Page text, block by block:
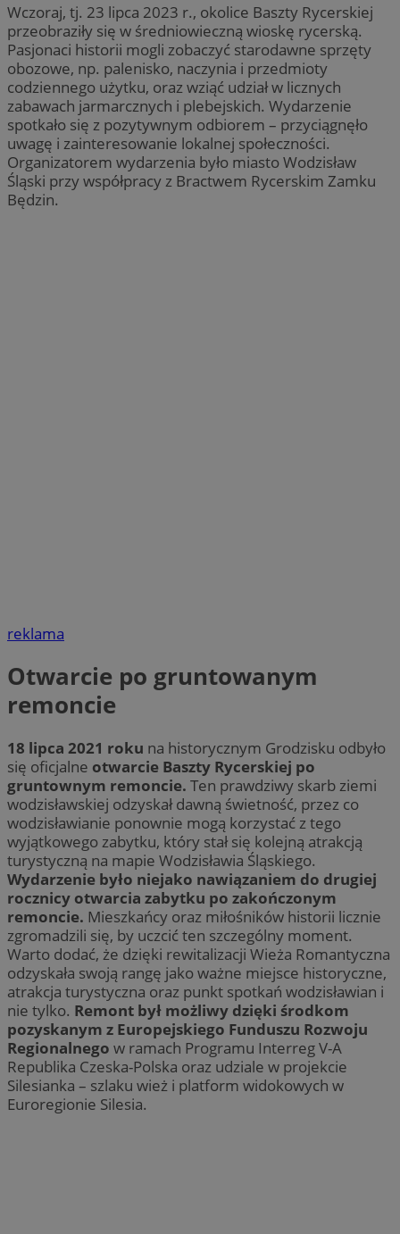
Wczoraj, tj. 23 lipca 2023 r., okolice Baszty Rycerskiej
przeobraziły się w średniowieczną wioskę rycerską.
Pasjonaci historii mogli zobaczyć starodawne sprzęty
obozowe, np. palenisko, naczynia i przedmioty
codziennego użytku, oraz wziąć udział w licznych
zabawach jarmarcznych i plebejskich. Wydarzenie
spotkało się z pozytywnym odbiorem – przyciągnęło
uwagę i zainteresowanie lokalnej społeczności.
Organizatorem wydarzenia było miasto Wodzisław
Śląski przy współpracy z Bractwem Rycerskim Zamku
Będzin.
reklama
Otwarcie po gruntowanym
remoncie
18 lipca 2021 roku na historycznym Grodzisku odbyło
się oficjalne otwarcie Baszty Rycerskiej po
gruntownym remoncie. Ten prawdziwy skarb ziemi
wodzisławskiej odzyskał dawną świetność, przez co
wodzisławianie ponownie mogą korzystać z tego
wyjątkowego zabytku, który stał się kolejną atrakcją
turystyczną na mapie Wodzisławia Śląskiego.
Wydarzenie było niejako nawiązaniem do drugiej
rocznicy otwarcia zabytku po zakończonym
remoncie. Mieszkańcy oraz miłośników historii licznie
zgromadzili się, by uczcić ten szczególny moment.
Warto dodać, że dzięki rewitalizacji Wieża Romantyczna
odzyskała swoją rangę jako ważne miejsce historyczne,
atrakcja turystyczna oraz punkt spotkań wodzisławian i
nie tylko. Remont był możliwy dzięki środkom
pozyskanym z Europejskiego Funduszu Rozwoju
Regionalnego w ramach Programu Interreg V-A
Republika Czeska-Polska oraz udziale w projekcie
Silesianka – szlaku wież i platform widokowych w
Euroregionie Silesia.